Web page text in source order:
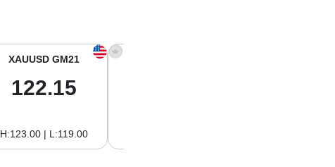
XAUUSD GM21
122.15
H:123.00 | L:119.00